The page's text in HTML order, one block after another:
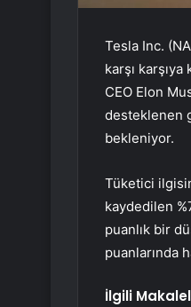
Tesla Inc.
karşı
CEO Elon
desteklenen
bekleniyor.
Tüketici
kaydedilen
puanlık bir
puanlarında
İlgili